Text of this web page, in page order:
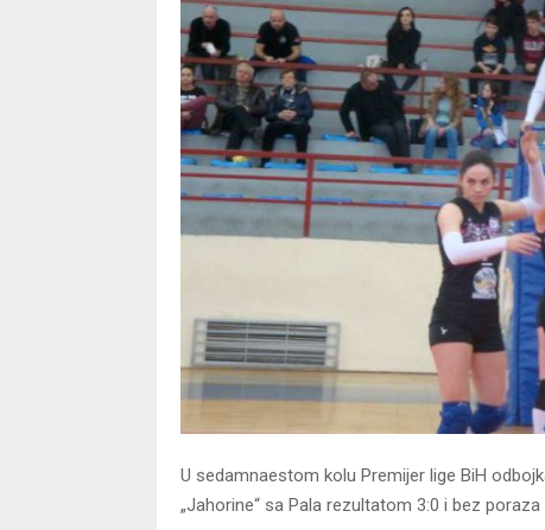
U sedamnaestom kolu Premijer lige BiH
„Jahorine“ sa Pala rezultatom 3:0 i bez